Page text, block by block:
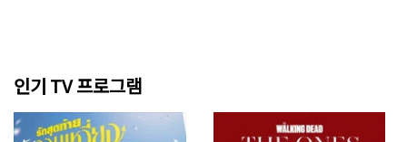
인기 TV 프로그램